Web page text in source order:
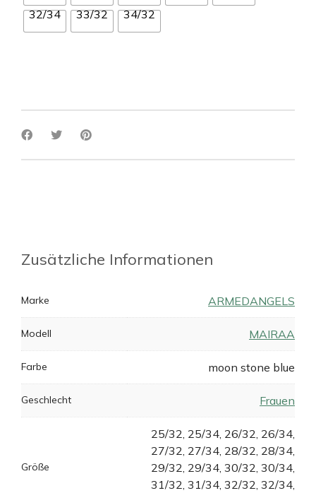
32/34
33/32 34/32
Zusätzliche Informationen
Marke ARMEDANGELS
Modell MAIRAA
Farbe moon stone blue
Geschlecht Frauen
Größe
25/32, 25/34, 26/32, 26/34,
27/32, 27/34, 28/32, 28/34,
29/32, 29/34, 30/32, 30/34,
31/32, 31/34, 32/32, 32/34,